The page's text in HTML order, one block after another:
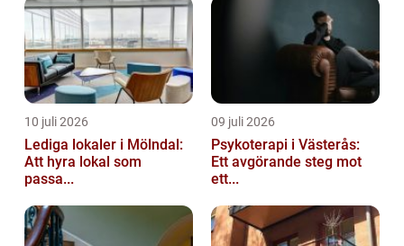
10 juli 2026
Lediga lokaler i Mölndal:
Att hyra lokal som
passa...
09 juli 2026
Psykoterapi i Västerås:
Ett avgörande steg mot
ett...